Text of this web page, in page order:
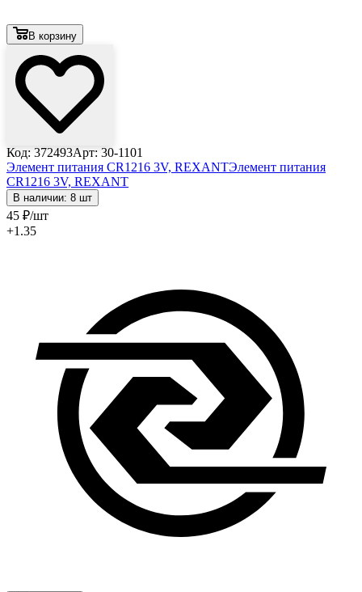
В корзину
Код: 372493Арт: 30-1101
Элемент питания CR1216 3V, REXANTЭлемент питания
CR1216 3V, REXANT
В наличии: 8 шт
45 ₽/шт
+1.35